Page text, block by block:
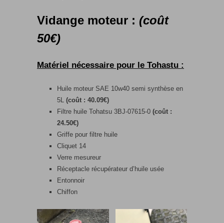
Vidange moteur : (coût
50€)
Matériel nécessaire pour le Tohastu :
Huile moteur SAE 10w40 semi synthèse en
5L (coût : 40.09€)
Filtre huile Tohatsu 3BJ-07615-0 (coût :
24.50€)
Griffe pour filtre huile
Cliquet 14
Verre mesureur
Réceptacle récupérateur d’huile usée
Entonnoir
Chiffon